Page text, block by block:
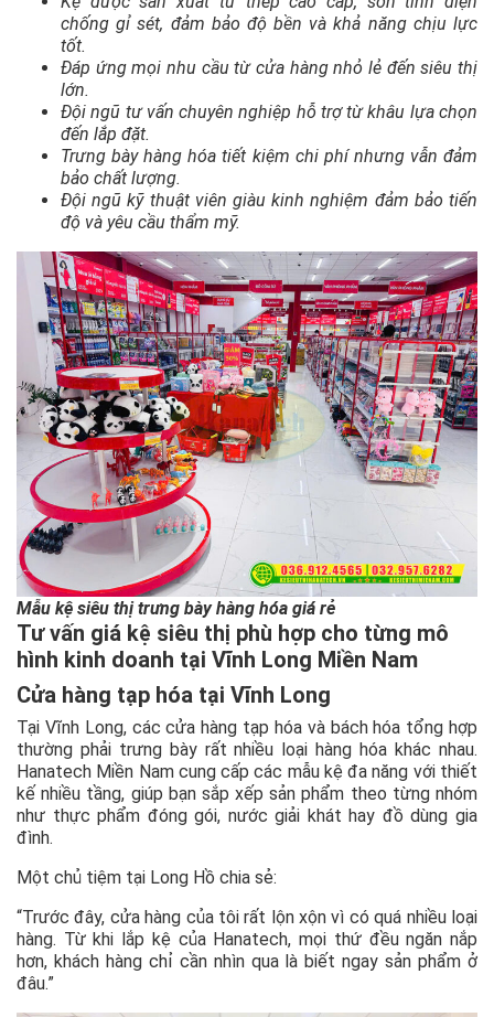
chống gỉ sét, đảm bảo độ bền và khả năng chịu lực
tốt.
Đáp ứng mọi nhu cầu từ cửa hàng nhỏ lẻ đến siêu thị
lớn.
Đội ngũ tư vấn chuyên nghiệp hỗ trợ từ khâu lựa chọn
đến lắp đặt.
Trưng bày hàng hóa tiết kiệm chi phí nhưng vẫn đảm
bảo chất lượng.
Đội ngũ kỹ thuật viên giàu kinh nghiệm đảm bảo tiến
độ và yêu cầu thẩm mỹ.
Mẫu kệ siêu thị trưng bày hàng hóa giá rẻ
Tư vấn giá kệ siêu thị phù hợp cho từng mô
hình kinh doanh tại Vĩnh Long Miền Nam
Cửa hàng tạp hóa tại Vĩnh Long
Tại Vĩnh Long, các cửa hàng tạp hóa và bách hóa tổng hợp
thường phải trưng bày rất nhiều loại hàng hóa khác nhau.
Hanatech Miền Nam cung cấp các mẫu kệ đa năng với thiết
kế nhiều tầng, giúp bạn sắp xếp sản phẩm theo từng nhóm
như thực phẩm đóng gói, nước giải khát hay đồ dùng gia
đình.
Một chủ tiệm tại Long Hồ chia sẻ:
“Trước đây, cửa hàng của tôi rất lộn xộn vì có quá nhiều loại
hàng. Từ khi lắp kệ của Hanatech, mọi thứ đều ngăn nắp
hơn, khách hàng chỉ cần nhìn qua là biết ngay sản phẩm ở
đâu.”